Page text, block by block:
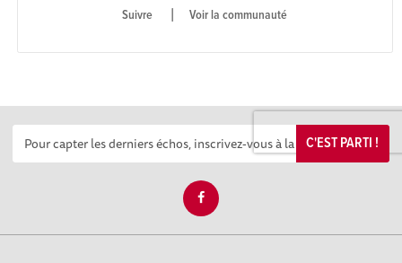
|
Voir la communauté
C'EST PARTI !